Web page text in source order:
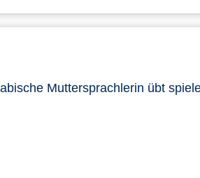
Muttersprachlerin übt